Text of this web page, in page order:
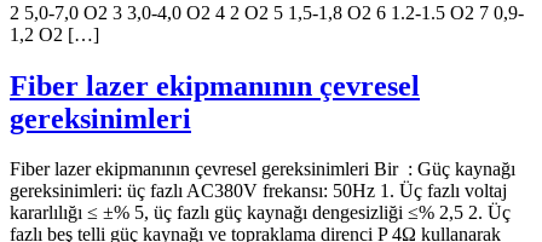
2 5,0-7,0 O2 3 3,0-4,0 O2 4 2 O2 5 1,5-1,8 O2 6 1.2-1.5 O2 7 0,9-
1,2 O2 […]
Fiber lazer ekipmanının çevresel
gereksinimleri
Fiber lazer ekipmanının çevresel gereksinimleri Bir : Güç kaynağı
gereksinimleri: üç fazlı AC380V frekansı: 50Hz 1. Üç fazlı voltaj
kararlılığı ≤ ±% 5, üç fazlı güç kaynağı dengesizliği ≤% 2,5 2. Üç
fazlı beş telli güç kaynağı ve topraklama direnci P 4Ω kullanarak